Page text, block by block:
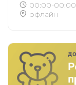
00:00-00:00
офлайн